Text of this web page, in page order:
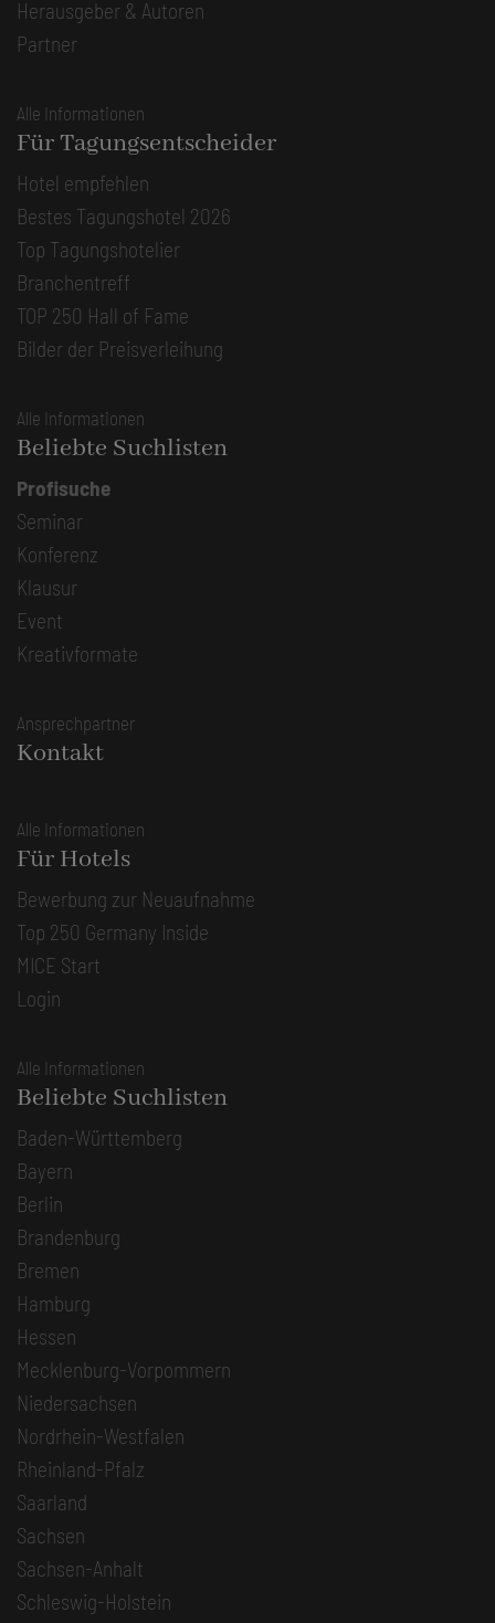
Herausgeber & Autoren
Partner
Alle Informationen
Für Tagungsentscheider
Hotel empfehlen
Bestes Tagungshotel 2026
Top Tagungshotelier
Branchentreff
TOP 250 Hall of Fame
Bilder der Preisverleihung
Alle Informationen
Beliebte Suchlisten
Profisuche
Seminar
Konferenz
Klausur
Event
Kreativformate
Ansprechpartner
Kontakt
Alle Informationen
Für Hotels
Bewerbung zur Neuaufnahme
Top 250 Germany Inside
MICE Start
Login
Alle Informationen
Beliebte Suchlisten
Baden-Württemberg
Bayern
Berlin
Brandenburg
Bremen
Hamburg
Hessen
Mecklenburg-Vorpommern
Niedersachsen
Nordrhein-Westfalen
Rheinland-Pfalz
Saarland
Sachsen
Sachsen-Anhalt
Schleswig-Holstein